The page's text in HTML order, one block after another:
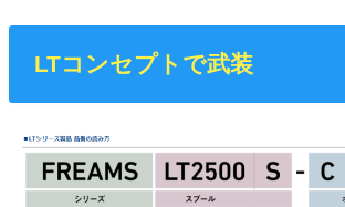
LTコンセプトで武装